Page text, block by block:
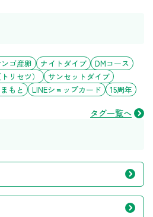
ゴ産卵 ナイトダイブ
DMコース
リセツ）
サンセットダイブ
もと LINEショップカード 15周年
タグ一覧へ